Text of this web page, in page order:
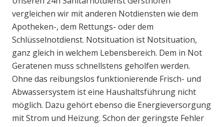
vergleichen wir mit anderen Notdiensten wie dem
Apotheken-, dem Rettungs- oder dem
Schlüsselnotdienst. Notsituation ist Notsituation,
ganz gleich in welchem Lebensbereich. Dem in Not
Geratenen muss schnellstens geholfen werden.
Ohne das reibungslos funktionierende Frisch- und
Abwassersystem ist eine Haushaltsführung nicht
möglich. Dazu gehört ebenso die Energieversorgung
mit Strom und Heizung. Schon der geringste Fehler